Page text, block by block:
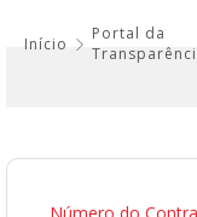
Início
Portal da